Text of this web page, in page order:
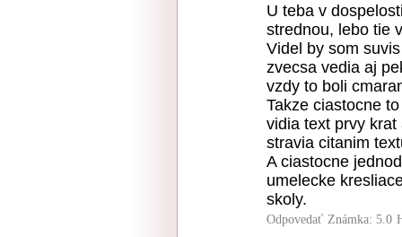
U teba v
strednou, lebo tie
Videl by som
zvecsa vedia aj
vzdy to boli
Takze ciastocne
vidia text prvy
stravia citanim
A ciastocne
umelecke
skoly.
Odpovedať Známka: 5.0